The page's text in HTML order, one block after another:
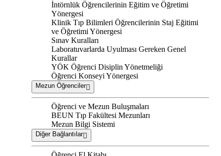
İntörnlük Öğrencilerinin Eğitim ve Öğretimi
Yönergesi
Klinik Tıp Bilimleri Öğrencilerinin Staj Eğitimi
ve Öğretimi Yönergesi
Sınav Kuralları
Laboratuvarlarda Uyulması Gereken Genel
Kurallar
YÖK Öğrenci Disiplin Yönetmeliği
Öğrenci Konseyi Yönergesi
Mezun Öğrenciler
Öğrenci ve Mezun Buluşmaları
BEUN Tıp Fakültesi Mezunları
Mezun Bilgi Sistemi
Diğer Bağlantılar